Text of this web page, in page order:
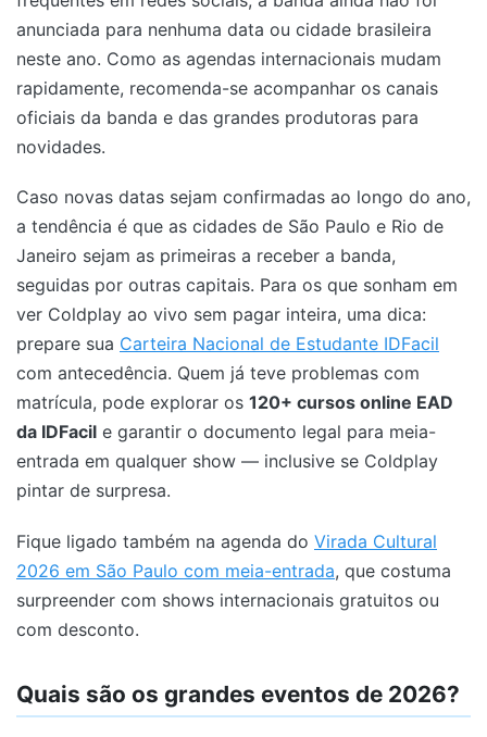
anunciada para nenhuma data ou cidade brasileira
neste ano. Como as agendas internacionais mudam
rapidamente, recomenda-se acompanhar os canais
oficiais da banda e das grandes produtoras para
novidades.
Caso novas datas sejam confirmadas ao longo do ano,
a tendência é que as cidades de São Paulo e Rio de
Janeiro sejam as primeiras a receber a banda,
seguidas por outras capitais. Para os que sonham em
ver Coldplay ao vivo sem pagar inteira, uma dica:
prepare sua Carteira Nacional de Estudante IDFacil
com antecedência. Quem já teve problemas com
matrícula, pode explorar os 120+ cursos online EAD
da IDFacil e garantir o documento legal para meia-
entrada em qualquer show — inclusive se Coldplay
pintar de surpresa.
Fique ligado também na agenda do Virada Cultural
2026 em São Paulo com meia-entrada, que costuma
surpreender com shows internacionais gratuitos ou
com desconto.
Quais são os grandes eventos de 2026?